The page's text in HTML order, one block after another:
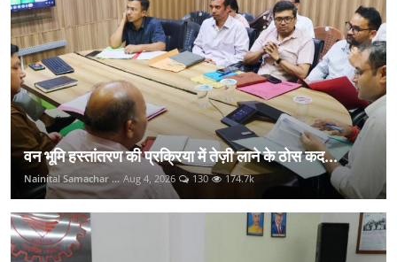
वन भूमि हस्तांतरण की प्रक्रिया में तेज़ी लाने के ठोस कद...
Nainital Samachar ... Aug 4, 2026 130 174.7k